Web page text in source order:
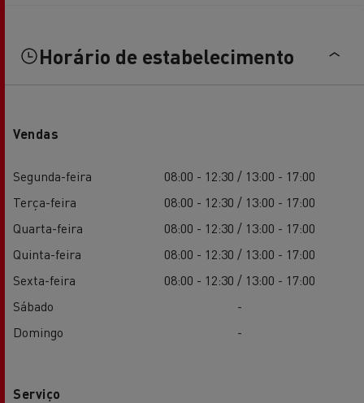
Horário de estabelecimento
Vendas
Segunda-feira
08:00 - 12:30 / 13:00 - 17:00
Terça-feira
08:00 - 12:30 / 13:00 - 17:00
Quarta-feira
08:00 - 12:30 / 13:00 - 17:00
Quinta-feira
08:00 - 12:30 / 13:00 - 17:00
Sexta-feira
08:00 - 12:30 / 13:00 - 17:00
Sábado
-
Domingo
-
Serviço